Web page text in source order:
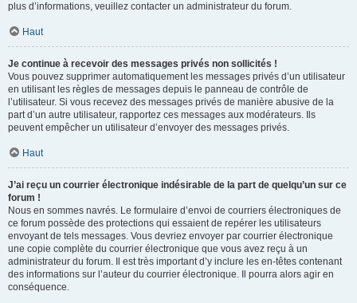
plus d’informations, veuillez contacter un administrateur du forum.
Haut
Je continue à recevoir des messages privés non sollicités !
Vous pouvez supprimer automatiquement les messages privés d’un utilisateur
en utilisant les règles de messages depuis le panneau de contrôle de
l’utilisateur. Si vous recevez des messages privés de manière abusive de la
part d’un autre utilisateur, rapportez ces messages aux modérateurs. Ils
peuvent empêcher un utilisateur d’envoyer des messages privés.
Haut
J’ai reçu un courrier électronique indésirable de la part de quelqu’un sur ce
forum !
Nous en sommes navrés. Le formulaire d’envoi de courriers électroniques de
ce forum possède des protections qui essaient de repérer les utilisateurs
envoyant de tels messages. Vous devriez envoyer par courrier électronique
une copie complète du courrier électronique que vous avez reçu à un
administrateur du forum. Il est très important d’y inclure les en-têtes contenant
des informations sur l’auteur du courrier électronique. Il pourra alors agir en
conséquence.